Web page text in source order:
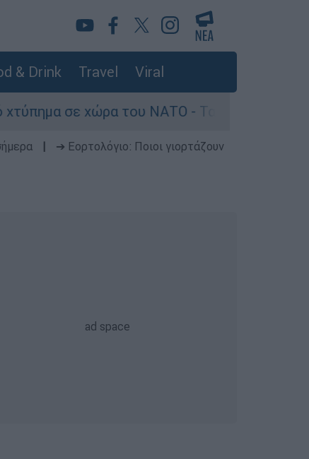
& Drink Travel Viral
του ΝΑΤΟ - Τα βασικά σενάρια έως το
➔ Εορτολόγιο: Ποιοι γιορτάζουν